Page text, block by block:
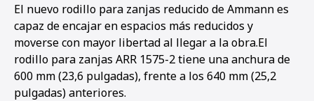
El nuevo rodillo para zanjas reducido de Ammann es
capaz de encajar en espacios más reducidos y
moverse con mayor libertad al llegar a la obra.El
rodillo para zanjas ARR 1575-2 tiene una anchura de
600 mm (23,6 pulgadas), frente a los 640 mm (25,2
pulgadas) anteriores.